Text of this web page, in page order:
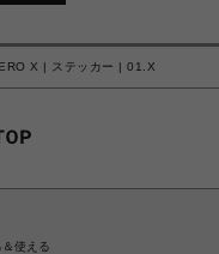
X | ステッカー | 01.X
使える